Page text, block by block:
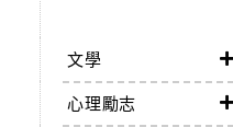
文學
心理勵志